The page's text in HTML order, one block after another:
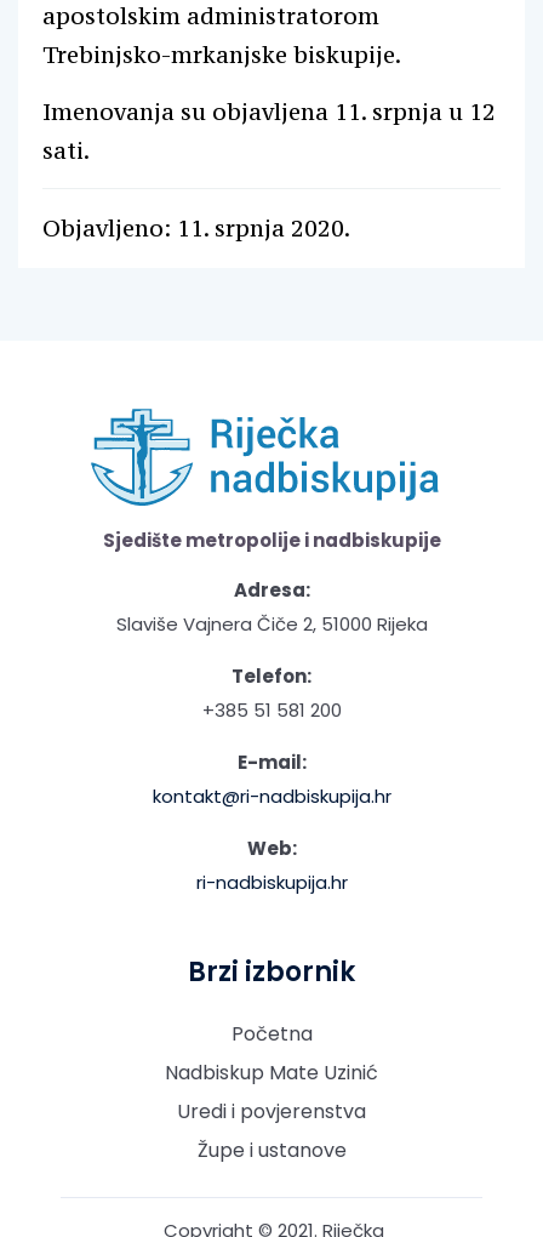
apostolskim administratorom
Trebinjsko-mrkanjske biskupije.
Imenovanja su objavljena 11. srpnja u 12
sati.
Objavljeno: 11. srpnja 2020.
Sjedište metropolije i nadbiskupije
Adresa:
Slaviše Vajnera Čiče 2, 51000 Rijeka
Telefon:
+385 51 581 200
E-mail:
kontakt@ri-nadbiskupija.hr
Web:
ri-nadbiskupija.hr
Brzi izbornik
Početna
Nadbiskup Mate Uzinić
Uredi i povjerenstva
Župe i ustanove
Copyright © 2021. Riječka